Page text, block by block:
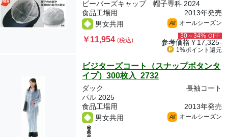
ビーバーズキャップ 帽子専科 2024
食品工場用
2013年発売
男女共用
All オールシーズン
￥11,954(税込)
30～34% OFF
参考価格￥17,325-
1%ポイント 還元
ビジターズコート（スナップボタンタ
イプ）300枚入 2732
ダック
長袖コート
パル 2025
食品工場用
2013年発売
男女共用
All オールシーズン